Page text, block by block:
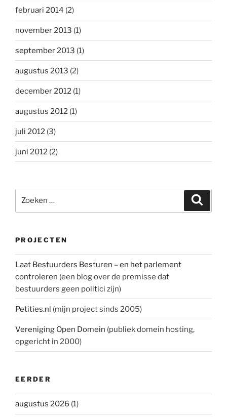
februari 2014 (2)
november 2013 (1)
september 2013 (1)
augustus 2013 (2)
december 2012 (1)
augustus 2012 (1)
juli 2012 (3)
juni 2012 (2)
naar:
PROJECTEN
Laat Bestuurders Besturen – en het parlement
controleren (een blog over de premisse dat
bestuurders geen politici zijn)
Petities.nl (mijn project sinds 2005)
Vereniging Open Domein (publiek domein hosting,
opgericht in 2000)
EERDER
augustus 2026 (1)